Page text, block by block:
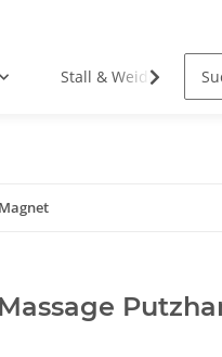
Stall & Weide
Massage